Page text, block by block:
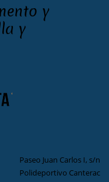
y
y
Paseo Juan Carlos I, s/n
Polideportivo Canterac